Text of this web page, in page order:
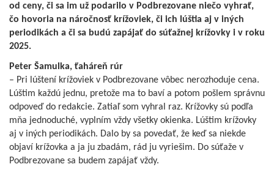
od ceny, či sa im už podarilo v Podbrezovane niečo vyhrať,
čo hovoria na náročnosť krížoviek, či ich lúštia aj v iných
periodikách a či sa budú zapájať do súťažnej krížovky i v roku
2025.
Peter Šamulka, ťaháreň rúr
– Pri lúštení krížoviek v Podbrezovane vôbec nerozhoduje cena.
Lúštim každú jednu, pretože ma to baví a potom pošlem správnu
odpoveď do redakcie. Zatiaľ som vyhral raz. Krížovky sú podľa
mňa jednoduché, vyplním vždy všetky okienka. Lúštim krížovky
aj v iných periodikách. Dalo by sa povedať, že keď sa niekde
objaví krížovka a ja ju zbadám, rád ju vyriešim. Do súťaže v
Podbrezovane sa budem zapájať vždy.